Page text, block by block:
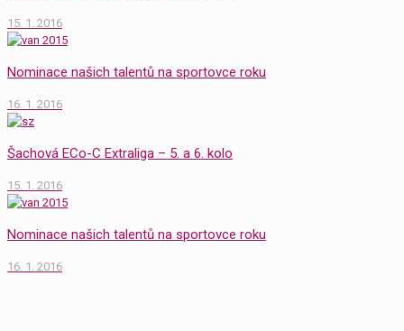
15. 1. 2016
Nominace našich talentů na sportovce roku
16. 1. 2016
Šachová ECo-C Extraliga – 5. a 6. kolo
15. 1. 2016
Nominace našich talentů na sportovce roku
16. 1. 2016